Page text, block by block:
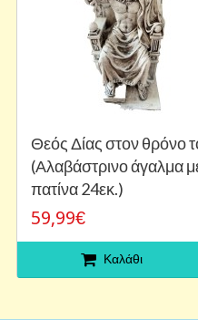
Θεός Δίας στον θρόνο
(Αλαβάστρινο άγαλμα
πατίνα 24εκ.)
59,99€
Καλάθι